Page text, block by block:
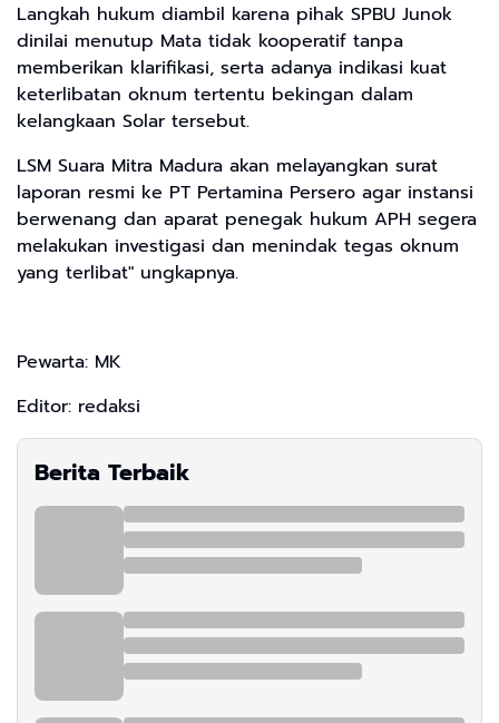
Langkah hukum diambil karena pihak SPBU Junok
dinilai menutup Mata tidak kooperatif tanpa
memberikan klarifikasi, serta adanya indikasi kuat
keterlibatan oknum tertentu bekingan dalam
kelangkaan Solar tersebut.
LSM Suara Mitra Madura akan melayangkan surat
laporan resmi ke PT Pertamina Persero agar instansi
berwenang dan aparat penegak hukum APH segera
melakukan investigasi dan menindak tegas oknum
yang terlibat" ungkapnya.
Pewarta: MK
Editor: redaksi
Berita Terbaik